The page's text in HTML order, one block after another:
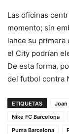
Las oficinas
momento; sin
lance su primera
el City podrían
De esta forma,
del futbol contra
ETIQUETAS Joan
Nike FC Barcelona
Puma Barcelona